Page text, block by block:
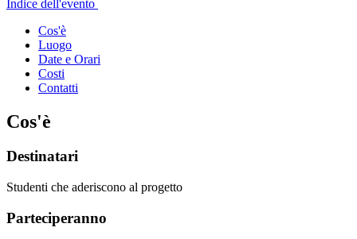
Indice dell'evento
Cos'è
Luogo
Date e Orari
Costi
Contatti
Cos'è
Destinatari
Studenti che aderiscono al progetto
Parteciperanno